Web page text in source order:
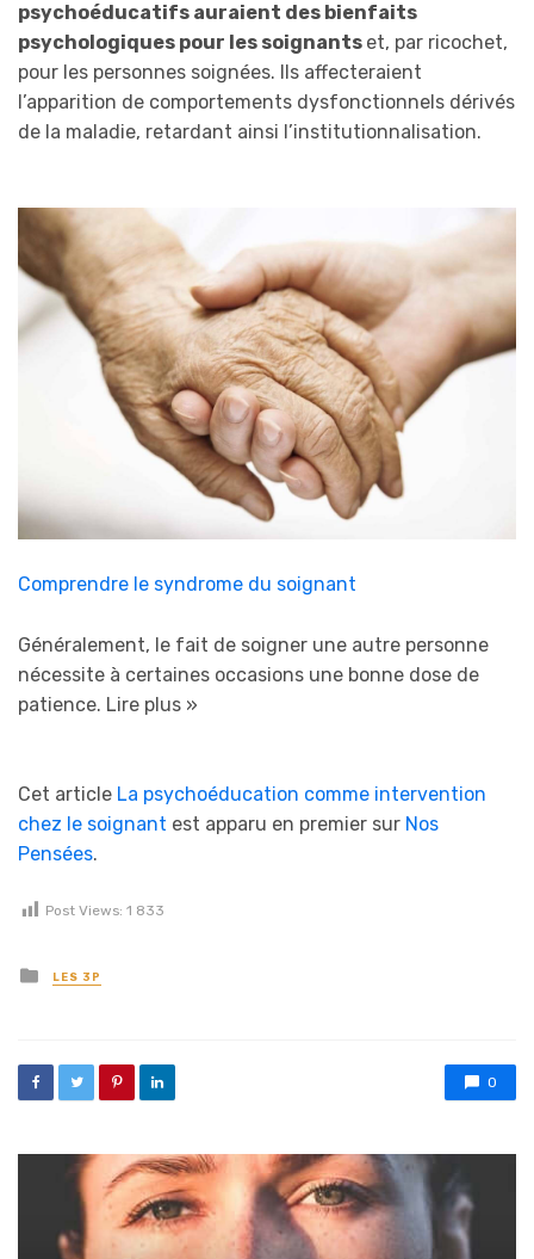
psychoéducatifs auraient des bienfaits
psychologiques pour les soignants et, par ricochet,
pour les personnes soignées. Ils affecteraient
l’apparition de comportements dysfonctionnels dérivés
de la maladie, retardant ainsi l’institutionnalisation.
Comprendre le syndrome du soignant
Généralement, le fait de soigner une autre personne
nécessite à certaines occasions une bonne dose de
patience. Lire plus »
Cet article La psychoéducation comme intervention
chez le soignant est apparu en premier sur Nos
Pensées.
Post Views: 1 833
Posted in
LES 3P
0